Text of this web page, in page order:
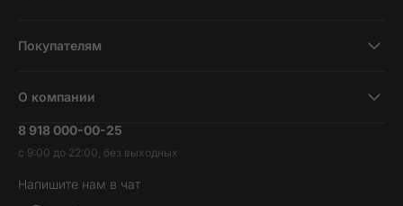
Планшеты
Наушники и колонки
Покупателям
Трейд-ин
Гарантия и возврат
Доставка и оплата
О компании
Вакансии
Контакты
Обратная связь
8 918 000-00-25
с 9:00 до 22:00, без выходных
Напишите нам в чат